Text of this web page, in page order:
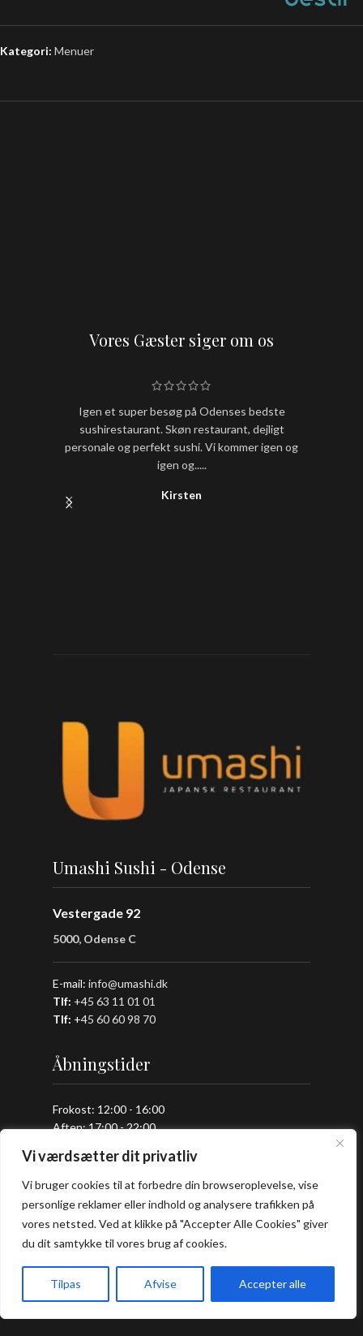
Vi værdsætter dit privatliv
Vi bruger cookies til at forbedre din browseroplevelse, vise
personlige reklamer eller indhold og analysere trafikken på
vores netsted. Ved at klikke på "Accepter Alle Cookies" giver
du dit samtykke til vores brug af cookies.
Tilpas Afvise Accepter alle
Kategori: Menuer
Vores Gæster siger om os
Igen et super besøg på Odenses bedste
sushirestaurant. Skøn restaurant, dejligt
personale og perfekt sushi. Vi kommer igen og
igen og.....
Kirsten
Umashi Sushi - Odense
Vestergade 92
5000, Odense C
E-mail: info@umashi.dk
Tlf: +45 63 11 01 01
Tlf: +45 60 60 98 70
Åbningstider
Frokost: 12:00 - 16:00
Aften: 17:00 - 22:00
Køkkenet lukker en halv time før lukketid.
Praktisk
Handelsbetingelser